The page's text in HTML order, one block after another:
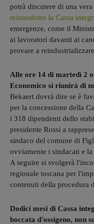
potrà discutere di una
reintrodotto la Cassa
emergenze, come il
ai lavoratori davanti ai
provare a
Alle ore 14 di martedì 2
Economico si riunirà di
Bekaert dovrà dire se è
per la concessione della
i 318 dipendenti dello
presidente Rossi a
sindaco del comune di
ovviamente i sindacati e
A seguire si svolgerà
regionale toscana per
contenuti della procedura
Dodici mesi di Cassa
boccata d'ossigeno, non